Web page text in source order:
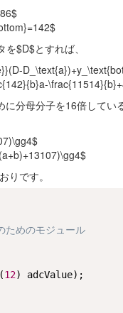
$D$とすれば、
分母分子を16倍して
りです。
めのモジュール
12